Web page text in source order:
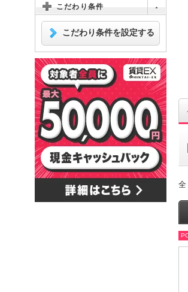
こだわり条件
こだわり条件を設定する
全